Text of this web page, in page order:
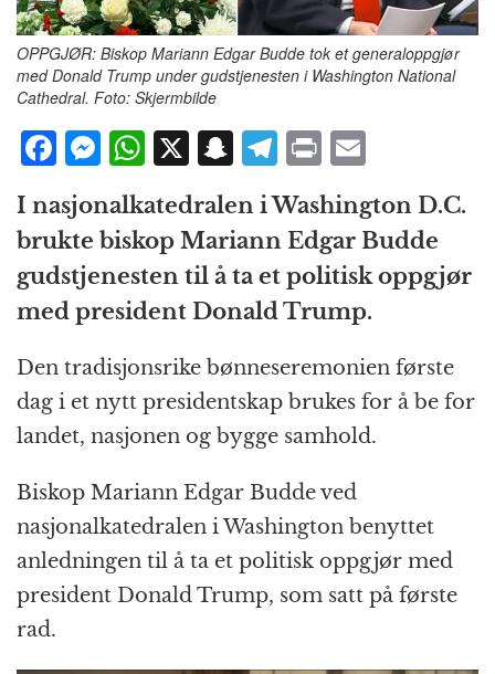
OPPGJØR: Biskop Mariann Edgar Budde tok et generaloppgjør
med Donald Trump under gudstjenesten i Washington National
Cathedral. Foto: Skjermbilde
F
a
c
e
b
o
o
k
M
ss
e
n
g
e
r
W
at
s
A
p
p
X S
a
p
c
h
at
T
e
g
r
a
m
P
ri
n
t
ai
l
I nasjonalkatedralen i Washington D.C.
brukte biskop Mariann Edgar Budde
gudstjenesten til å ta et politisk oppgjør
med president Donald Trump.
Den tradisjonsrike bønneseremonien første
dag i et nytt presidentskap brukes for å be for
landet, nasjonen og bygge samhold.
Biskop Mariann Edgar Budde ved
nasjonalkatedralen i Washington benyttet
anledningen til å ta et politisk oppgjør med
president Donald Trump, som satt på første
rad.